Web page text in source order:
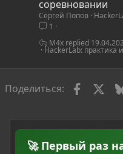
соревновании
Сергей Попов
1
HackerLab: практика
M4x
Поделиться:
🚀 Первый раз